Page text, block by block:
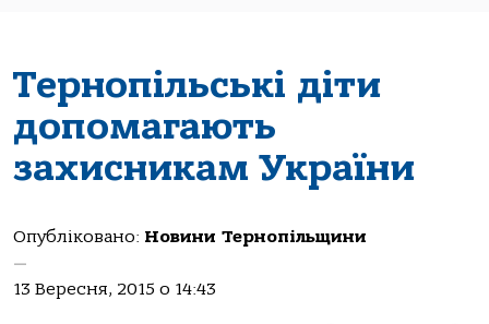
Тернопільські діти
допомагають
захисникам України
Опубліковано: Новини Тернопільщини
—
13 Вересня, 2015 о 14:43